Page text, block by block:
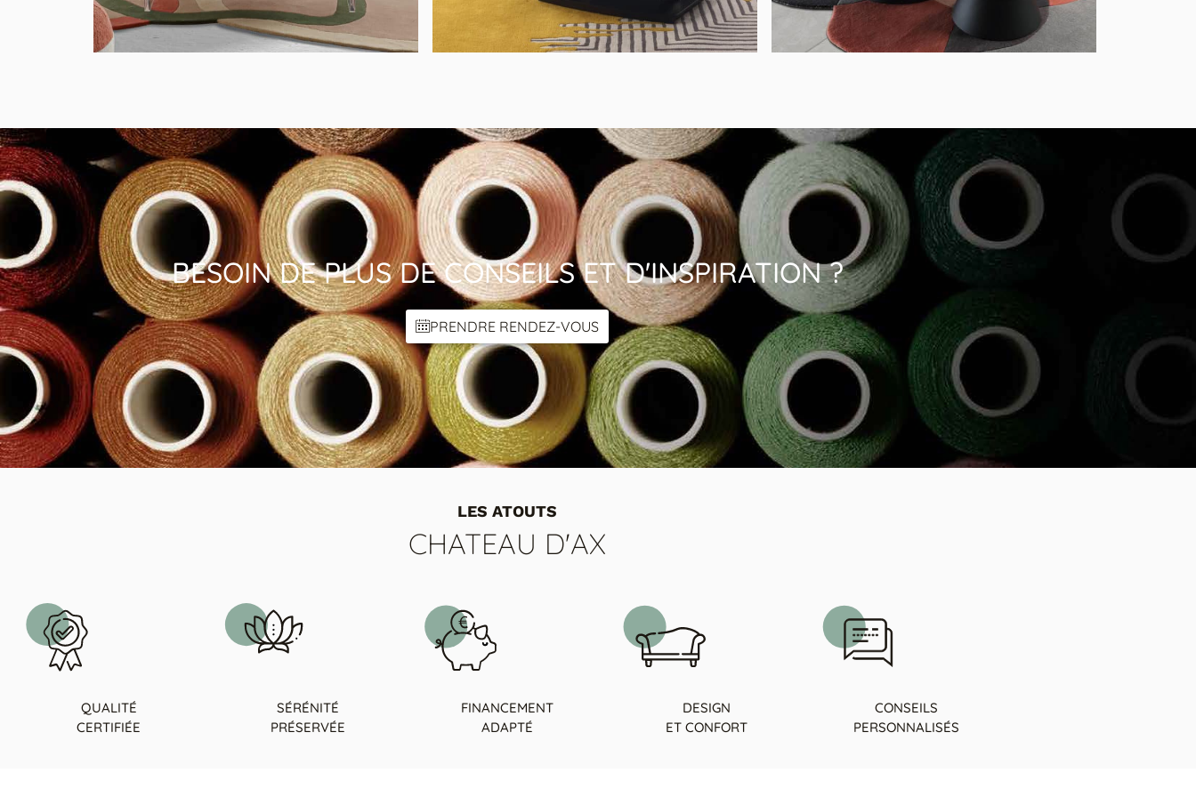
MODÈLE AMAZONE
Table Basse Design Verre et Métal Noire
MODÈLE DEBBY
BESOIN DE PLUS DE CONSEILS ET D'INSPIRATION ?
PRENDRE RENDEZ-VOUS
LES ATOUTS
CHATEAU D'AX
QUALITÉ
CERTIFIÉE
SÉRÉNITÉ
PRÉSERVÉE
FINANCEMENT
ADAPTÉ
DESIGN
ET CONFORT
CONSEILS
PERSONNALISÉS